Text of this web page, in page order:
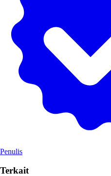
Penulis
Terkait